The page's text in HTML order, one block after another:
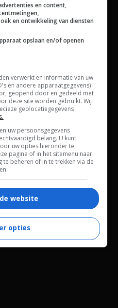
Cookies
Cookievoorkeuren
ONTDEKKEN
Nieuws
Netflix
Films op tv
Bioscoop
en content,
en ontwikkeling van diensten
opslaan en/of openen
verwerkt en informatie van uw
en andere apparaatgegevens)
geopend door en gedeeld met
deze site worden gebruikt. Wij
geolocatiegegevens
uw persoonsgegevens
belang. U kunt
uw opties hieronder te
pagina of in het sitemenu naar
te beheren of in te trekken via de
website
opties